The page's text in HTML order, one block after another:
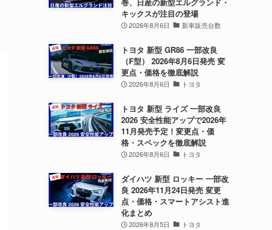
キックスが注目の登場
2026年8月6日 新車販売台数
トヨタ 新型 GR86 一部改良
（F型） 2026年8月6日発売 変
更点・価格を徹底解説
2026年8月6日 トヨタ
トヨタ 新型 ライズ 一部改良
2026 安全性能アップで2026年
11月発売予定！変更点・価
格・スペックを徹底解説
2026年8月6日 トヨタ
ダイハツ 新型 ロッキー 一部改
良 2026年11月24日発売 変更
点・価格・スマートアシスト進
化まとめ
2026年8月5日 トヨタ